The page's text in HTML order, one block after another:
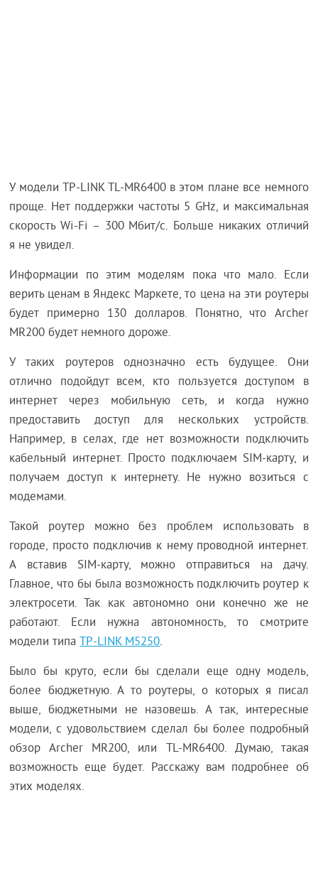
У модели TP-LINK TL-MR6400 в этом плане все немного
проще. Нет поддержки частоты 5 GHz, и максимальная
скорость Wi-Fi – 300 Мбит/с. Больше никаких отличий
я не увидел.
Информации по этим моделям пока что мало. Если
верить ценам в Яндекс Маркете, то цена на эти роутеры
будет примерно 130 долларов. Понятно, что Archer
MR200 будет немного дороже.
У таких роутеров однозначно есть будущее. Они
отлично подойдут всем, кто пользуется доступом в
интернет через мобильную сеть, и когда нужно
предоставить доступ для нескольких устройств.
Например, в селах, где нет возможности подключить
кабельный интернет. Просто подключаем SIM-карту, и
получаем доступ к интернету. Не нужно возиться с
модемами.
Такой роутер можно без проблем использовать в
городе, просто подключив к нему проводной интернет.
А вставив SIM-карту, можно отправиться на дачу.
Главное, что бы была возможность подключить роутер к
электросети. Так как автономно они конечно же не
работают. Если нужна автономность, то смотрите
модели типаTP-LINK M5250.
Было бы круто, если бы сделали еще одну модель,
более бюджетную. А то роутеры, о которых я писал
выше, бюджетными не назовешь. А так, интересные
модели, с удовольствием сделал бы более подробный
обзор Archer MR200, или TL-MR6400. Думаю, такая
возможность еще будет. Расскажу вам подробнее об
этих моделях.